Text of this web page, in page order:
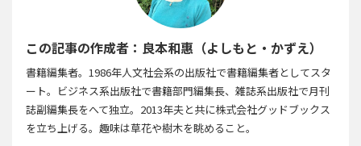
この記事の作成者：良本和惠（よしもと・かずえ）
書籍編集者。1986年人文社会系の出版社で書籍編集者としてスタ
ート。ビジネス系出版社で書籍部門編集長、雑誌系出版社で月刊
誌副編集長をへて独立。2013年夫と共に株式会社グッドブックス
を立ち上げる。趣味は草花や樹木を眺めること。